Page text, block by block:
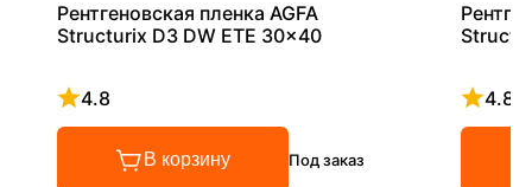
Рентгеновская пленка AGFA
Structurix D3 DW ETE 30x40
4.8
Рейтинг 4.8 из 5
В корзину Под заказ
4.8